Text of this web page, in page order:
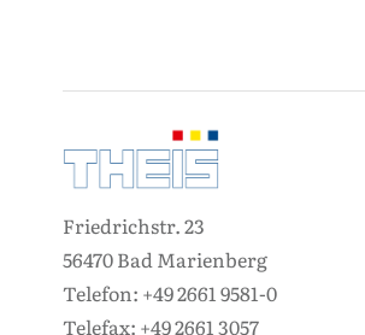
Friedrichstr. 23
56470 Bad Marienberg
Telefon: +49 2661 9581-0
Telefax: +49 2661 3057